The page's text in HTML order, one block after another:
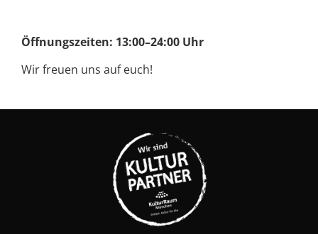
Öffnungszeiten: 13:00–24:00 Uhr
Wir freuen uns auf euch!